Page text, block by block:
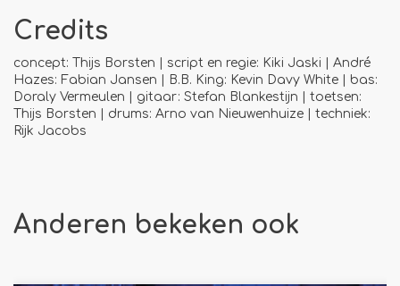
Credits
concept: Thijs Borsten | script en regie: Kiki Jaski | André
Hazes: Fabian Jansen | B.B. King: Kevin Davy White | bas:
Doraly Vermeulen | gitaar: Stefan Blankestijn | toetsen:
Thijs Borsten | drums: Arno van Nieuwenhuize | techniek:
Rijk Jacobs
Anderen bekeken ook